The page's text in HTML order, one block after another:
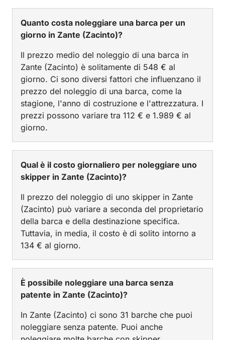
Quanto costa noleggiare una barca per un
giorno in Zante (Zacinto)?
Il prezzo medio del noleggio di una barca in
Zante (Zacinto) è solitamente di 548 € al
giorno. Ci sono diversi fattori che influenzano il
prezzo del noleggio di una barca, come la
stagione, l'anno di costruzione e l'attrezzatura. I
prezzi possono variare tra 112 € e 1.989 € al
giorno.
Qual è il costo giornaliero per noleggiare uno
skipper in Zante (Zacinto)?
Il prezzo del noleggio di uno skipper in Zante
(Zacinto) può variare a seconda del proprietario
della barca e della destinazione specifica.
Tuttavia, in media, il costo è di solito intorno a
134 € al giorno.
È possibile noleggiare una barca senza
patente in Zante (Zacinto)?
In Zante (Zacinto) ci sono 31 barche che puoi
noleggiare senza patente. Puoi anche